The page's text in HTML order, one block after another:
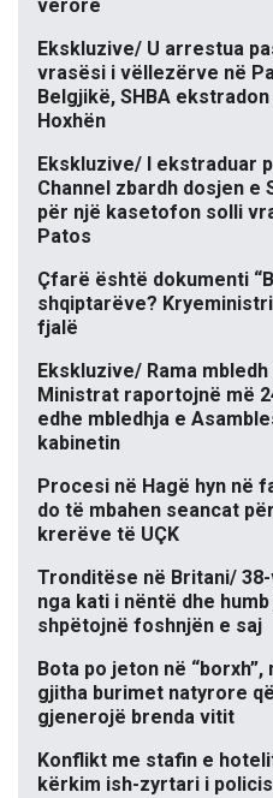
verore
Ekskluzive/ U arrestua
vrasësi i vëllezërve në
Belgjikë, SHBA
Hoxhën
Ekskluzive/ I ekstraduar
Channel zbardh dosjen e
për një kasetofon solli
Patos
Çfarë është dokumenti
shqiptarëve?
fjalë
Ekskluzive/ Rama
Ministrat raportojnë më
edhe mbledhja e
kabinetin
Procesi në Hagë hyn në
do të mbahen seancat
krerëve të UÇK
Tronditëse në Britani/
nga kati i nëntë dhe
shpëtojnë foshnjën e saj
Bota po jeton në
gjitha burimet natyrore
gjenerojë brenda vitit
Konflikt me stafin e
kërkim ish-zyrtari i